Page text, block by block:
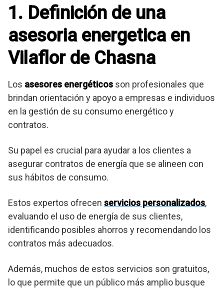
1. Definición de una
asesoria energetica en
Vilaflor de Chasna
Los asesores energéticos son profesionales que
brindan orientación y apoyo a empresas e individuos
en la gestión de su consumo energético y
contratos.
Su papel es crucial para ayudar a los clientes a
asegurar contratos de energía que se alineen con
sus hábitos de consumo.
Estos expertos ofrecen servicios personalizados,
evaluando el uso de energía de sus clientes,
identificando posibles ahorros y recomendando los
contratos más adecuados.
Además, muchos de estos servicios son gratuitos,
lo que permite que un público más amplio busque